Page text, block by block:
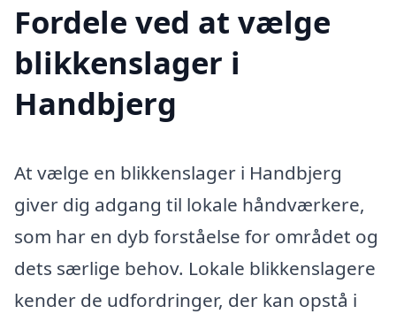
Fordele ved at vælge
blikkenslager i
Handbjerg
At vælge en blikkenslager i Handbjerg
giver dig adgang til lokale håndværkere,
som har en dyb forståelse for området og
dets særlige behov. Lokale blikkenslagere
kender de udfordringer, der kan opstå i